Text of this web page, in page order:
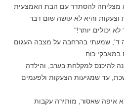
מצליחה להסתדר עם הבת האמצעית
מריבות וצעקות והיא לא עושה שום דבר
יכולים יותר!"
ד', שמעתי בהרחבה על מצבה העגום
כוח:
להיכנס למקלחת בערב, והילדה
עד שמגיעות הצעקות ולפעמים
איפה שאסור, מותירה עקבות